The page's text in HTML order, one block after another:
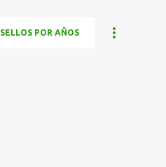
SELLOS POR AÑOS